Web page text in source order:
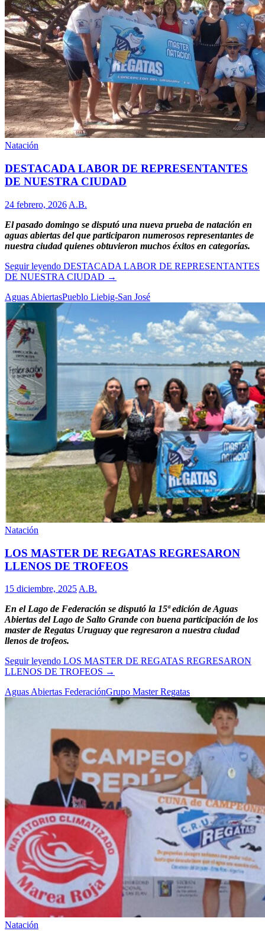
Natación
DESTACADA LABOR DE REPRESENTANTES
DE NUESTRA CIUDAD
24 febrero, 2026 A.B.
El pasado domingo se disputó una nueva prueba de natación en
aguas abiertas del que participaron numerosos representantes de
nuestra ciudad quienes obtuvieron muchos éxitos en categorías.
Seguir leyendo DESTACADA LABOR DE REPRESENTANTES
DE NUESTRA CIUDAD →
Aguas AbiertasPueblo Liebig-San José
Natación
LOS MASTER DE REGATAS REGRESARON
LLENOS DE TROFEOS
15 diciembre, 2025 A.B.
En el Lago de Federación se disputó la 15ª edición de Aguas
Abiertas del Lago de Salto Grande con buena participación de los
master de Regatas Uruguay que regresaron a nuestra ciudad
llenos de trofeos.
Seguir leyendo LOS MASTER DE REGATAS REGRESARON
LLENOS DE TROFEOS →
Aguas Abiertas FederaciónGrupo Master Regatas
Natación